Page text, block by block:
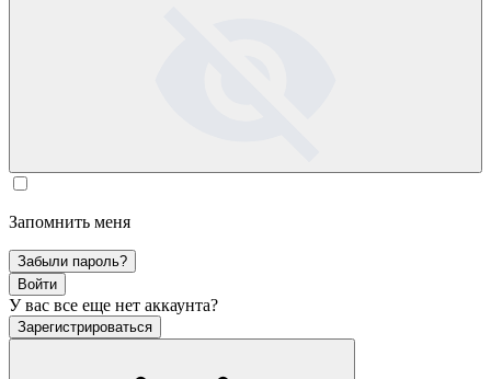
Запомнить меня
Забыли пароль?
Войти
У вас все еще нет аккаунта?
Зарегистрироваться